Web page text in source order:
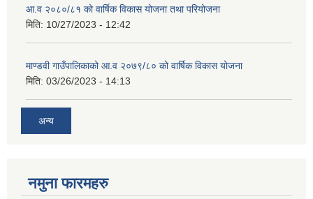
आ.व २०८०/८१ को वार्षिक विकास योजना तथा परियोजना
मिति: 10/27/2023 - 12:42
माण्डवी गाउँपालिकाको आ.व २०७९/८० को वार्षिक विकास योजना
मिति: 03/26/2023 - 14:13
अन्य
नमुना फारमहरु